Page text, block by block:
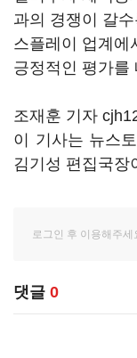
과의 경쟁이 갈
스플레이 업계에
긍정적인 평가를
조재훈 기자
이 기사는 뉴스
김기성 편집국장
댓글 0